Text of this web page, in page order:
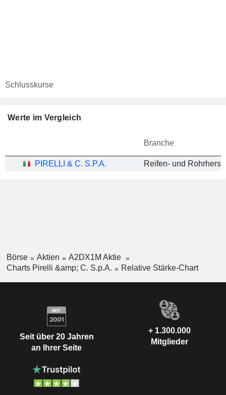
Schlusskurse
Werte im Vergleich
Branche
PIRELLI & C. S.P.A. Reifen- und
Börse Aktien
A2DX1M Aktie
Charts Pirelli &amp; C. S.p.A.
Relative Stärke-Chart
Seit über 20 Jahren
an Ihrer Seite
+ 1.300.000
Mitglieder